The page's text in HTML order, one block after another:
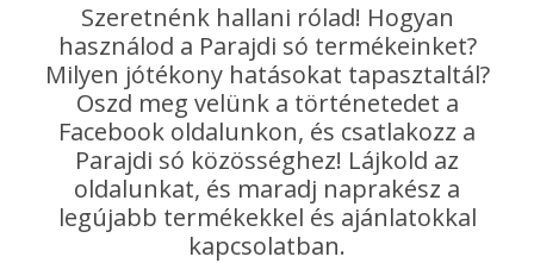
Szeretnénk hallani rólad! Hogyan
használod a Parajdi só termékeinket?
Milyen jótékony hatásokat tapasztaltál?
Oszd meg velünk a történetedet a
Facebook oldalunkon, és csatlakozz a
Parajdi só közösséghez! Lájkold az
oldalunkat, és maradj naprakész a
legújabb termékekkel és ajánlatokkal
kapcsolatban.